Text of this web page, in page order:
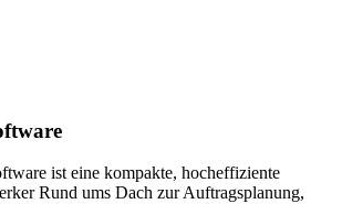
ist eine kompakte, hocheffiziente
Rund ums Dach zur Auftragsplanung,